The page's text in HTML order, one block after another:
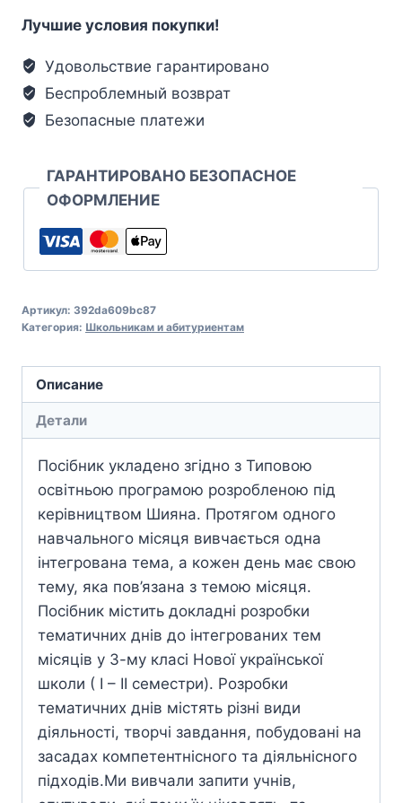
Лучшие условия покупки!
Удовольствие гарантировано
Беспроблемный возврат
Безопасные платежи
ГАРАНТИРОВАНО БЕЗОПАСНОЕ
ОФОРМЛЕНИЕ
Артикул: 392da609bc87
Категория: Школьникам и абитуриентам
Описание
Детали
Посібник укладено згідно з Типовою
освітньою програмою розробленою під
керівництвом Шияна. Протягом одного
навчального місяця вивчається одна
інтегрована тема, а кожен день має свою
тему, яка пов’язана з темою місяця.
Посібник містить докладні розробки
тематичних днів до інтегрованих тем
місяців у 3-му класі Нової української
школи ( І – ІІ семестри). Розробки
тематичних днів містять різні види
діяльності, творчі завдання, побудовані на
засадах компетентнісного та діяльнісного
підходів.Ми вивчали запити учнів,